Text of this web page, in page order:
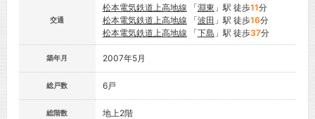
交通
松本電気鉄道上高地線 「淵東 」駅 徒歩11分
松本電気鉄道上高地線 「波田 」駅 徒歩16分
松本電気鉄道上高地線 「下島 」駅 徒歩37分
築年月 2007年5月
総戸数 6戸
総階数 地上2階